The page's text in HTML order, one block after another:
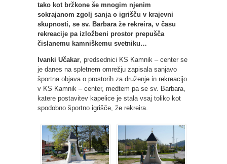
tako kot bržkone še mnogim njenim
sokrajanom zgolj sanja o igrišču v krajevni
skupnosti, se sv. Barbara že rekreira, v času
rekreacije pa izložbeni prostor prepušča
čislanemu kamniškemu svetniku…
Ivanki Učakar , predsednici KS Kamnik – center se
je danes na spletnem omrežju zapisala sanjavo
športna objava o prostorih za druženje in rekreacijo
v KS Kamnik – center, medtem pa se sv. Barbara,
katere postavitev kapelice je stala vsaj toliko kot
spodobno športno igrišče, že rekreira.